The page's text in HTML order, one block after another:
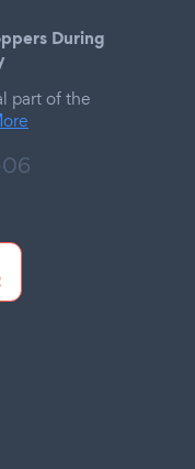
During
part of the